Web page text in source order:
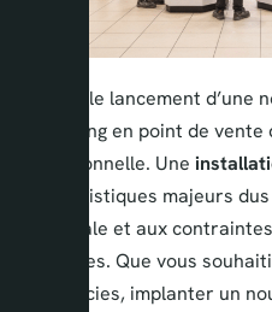
Réussir le lancement
marketing en point de
opérationnelle. Une
défis logistiques majeurs
la capitale et aux
enseignes. Que vous
pharmacies, implanter un